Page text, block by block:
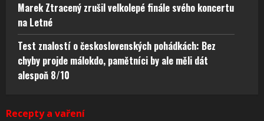
Marek Ztracený zrušil velkolepé finále svého koncertu
na Letné
Test znalostí o československých pohádkách: Bez
chyby projde málokdo, pamětníci by ale měli dát
alespoň 8/10
Recepty a vaření